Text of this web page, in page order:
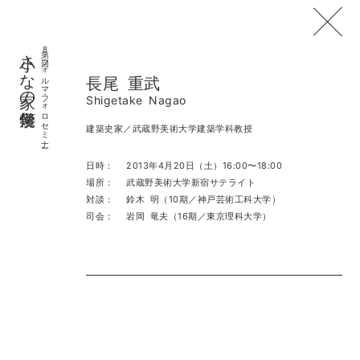
小さな家の幾何学第8回フォルマ・フォロセミナー 長尾 重武
Shigetake Nagao
建築史家／武蔵野美術大学建築学科教授
日時：
2013年4月20日（土）16:00〜18:00
場所：
武蔵野美術大学新宿サテライト
対談：
鈴木 明（10期／神戸芸術工科大学）
司会：
岩岡 竜夫（16期／東京理科大学）